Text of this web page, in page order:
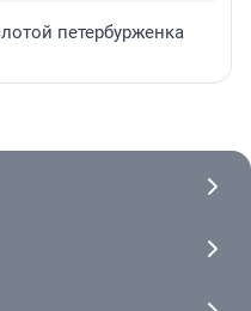
петербурженка